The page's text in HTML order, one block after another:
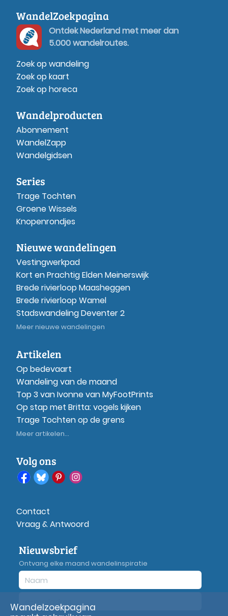
WandelZoekpagina
Ontdek Nederland met meer dan
5.000 wandelroutes.
Zoek op wandeling
Zoek op kaart
Zoek op horeca
Wandelproducten
Abonnement
WandelZapp
Wandelgidsen
Series
Trage Tochten
Groene Wissels
Knopenrondjes
Nieuwe wandelingen
Vestingwerkpad
Kort en Prachtig Elden Meinerswijk
Brede rivierloop Maasheggen
Brede rivierloop Wamel
Stadswandeling Deventer 2
Meer nieuwe wandelingen
Artikelen
Op bedevaart
Wandeling van de maand
Top 3 van Ivonne van MyFootPrints
Op stap met Britta: vogels kijken
Trage Tochten op de grens
Meer artikelen...
Volg ons
Contact
Vraag & Antwoord
Nieuwsbrief
Ontvang elke maand wandelinspiratie
Wandelzoekpagina